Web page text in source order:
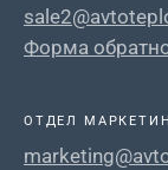
Форма
ОТДЕЛ